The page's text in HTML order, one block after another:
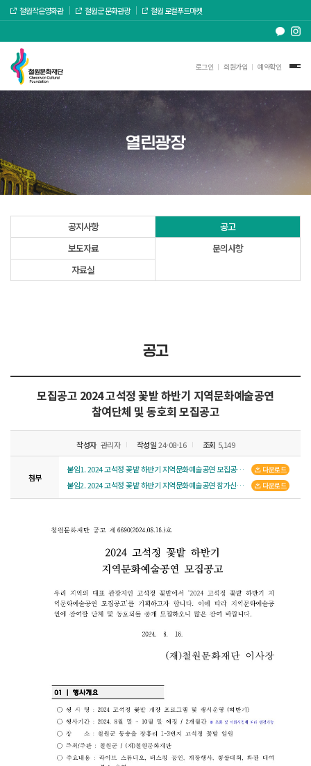
철원작은영화관 철원군 문화관광 철원 로컬푸드마켓
로그인 회원가입 예약확인
열린광장
공지사항
공고
보도자료
문의사항
자료실
공고
모집공고 2024 고석정 꽃밭 하반기 지역문화예술공연
참여단체 및 동호회 모집공고
작성자 관리자 작성일24-08-16 조회 5,149
첨부
붙임1. 2024 고석정 꽃밭 하반기 지역문화예술공연 모집공고 1부.pdf 다운로드
붙임2. 2024 고석정 꽃밭 하반기 지역문화예술공연 참가신청서 1부.hwp 다운로드